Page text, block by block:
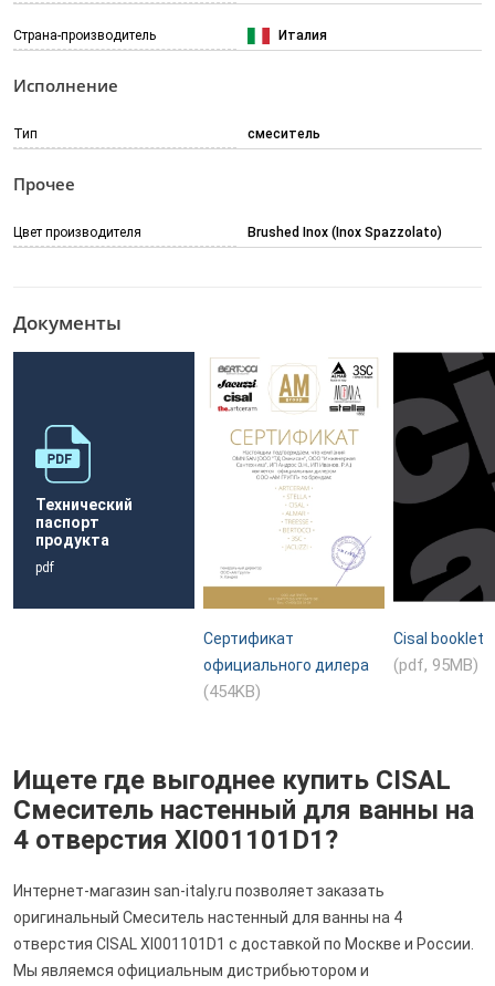
Страна-производитель Италия
Исполнение
Тип смеситель
Прочее
Цвет производителя Brushed Inox (Inox Spazzolato)
Документы
Технический
паспорт
продукта
pdf
Сертификат
официального дилера
(454KB)
Cisal booklet
(pdf, 95MB)
Ищете где выгоднее купить CISAL
Смеситель настенный для ванны на
4 отверстия XI001101D1?
Интернет-магазин san-italy.ru позволяет заказать
оригинальный Смеситель настенный для ванны на 4
отверстия CISAL XI001101D1 с доставкой по Москве и России.
Мы являемся официальным дистрибьютором и